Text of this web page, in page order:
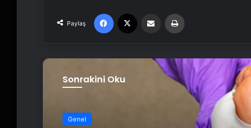
Paylaş
Facebook Email'den paylaş
Sonrakini Oku
Genel